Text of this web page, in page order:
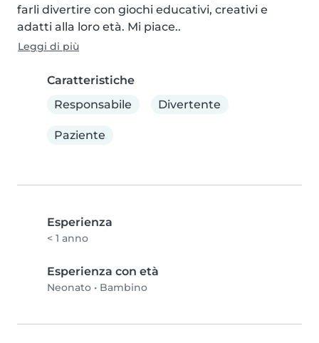
farli divertire con giochi educativi, creativi e
adatti alla loro età. Mi piace..
Leggi di più
Caratteristiche
Responsabile
Divertente
Paziente
Esperienza
< 1 anno
Esperienza con età
Neonato • Bambino